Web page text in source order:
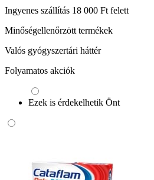
Ingyenes szállítás 18 000 Ft felett
Minőségellenőrzött termékek
Valós gyógyszertári háttér
Folyamatos akciók
Ezek is érdekelhetik Önt